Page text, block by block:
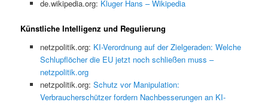
de.wikipedia.org: Kluger Hans – Wikipedia
Künstliche Intelligenz und Regulierung
netzpolitik.org: KI-Verordnung auf der Zielgeraden: Welche
Schlupflöcher die EU jetzt noch schließen muss –
netzpolitik.org
netzpolitik.org: Schutz vor Manipulation:
Verbraucherschützer fordern Nachbesserungen an KI-